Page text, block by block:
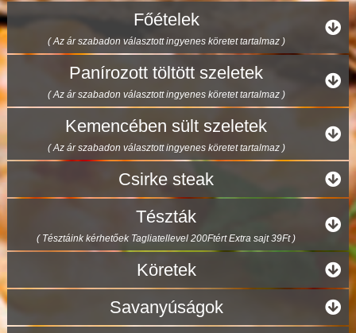
Főételek
( Az ár szabadon választott ingyenes köretet tartalmaz )
Panírozott töltött szeletek
( Az ár szabadon választott ingyenes köretet tartalmaz )
Kemencében sült szeletek
( Az ár szabadon választott ingyenes köretet tartalmaz )
Csirke steak
Tészták
( Tésztáink kérhetőek Tagliatellevel 200Ftért Extra sajt 39Ft )
Köretek
Savanyúságok